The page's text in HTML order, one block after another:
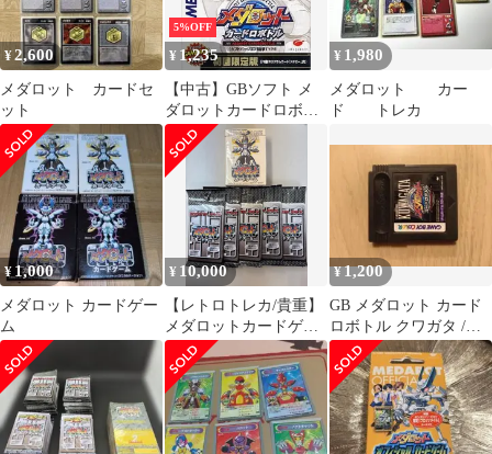
¥2,600
メダロット カードセ
ット
5%OFF
¥ 1,235
【中古】GBソフト メ
ダロットカードロボト
ル カブトバージョン
¥ 1,980
メダロット カー
ド トレカ
¥ 1,000
メダロット カードゲー
ム
¥ 10,000
【レトロトレカ/貴重】
メダロットカードゲー
ム ベーシックキット
〈カブトバージョン〉
&ブースター５パック
セット（イマジニ
ア/1998年）
¥1,200
GB メダロット カード
ロボトル クワガタ /
Medabots